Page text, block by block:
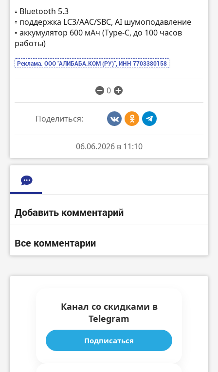
▫️ Bluetooth 5.3
▫️ поддержка LС3/AAC/SBC, AI шумоподавление
▫️ аккумулятор 600 мАч (Type-C, до 100 часов
работы)
Реклама. ООО “АЛИБАБА.КОМ (РУ)”, ИНН 7703380158
0
Поделиться:
06.06.2026 в 11:10
Добавить комментарий
Все комментарии
Канал со скидками в
Telegram
Подписаться